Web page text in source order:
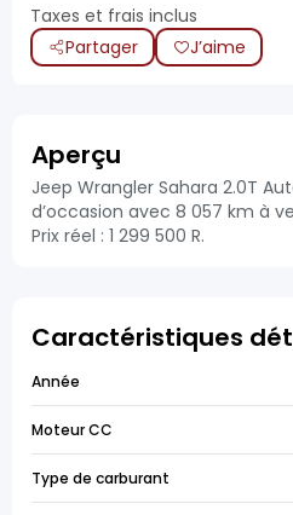
Taxes et frais inclus
Partager
J’aime
Aperçu
Jeep Wrangler Sahara 2.0T
d’occasion avec 8 057 km à
Prix réel : 1 299 500 R.
Caractéristiques
Année
Moteur CC
Type de carburant